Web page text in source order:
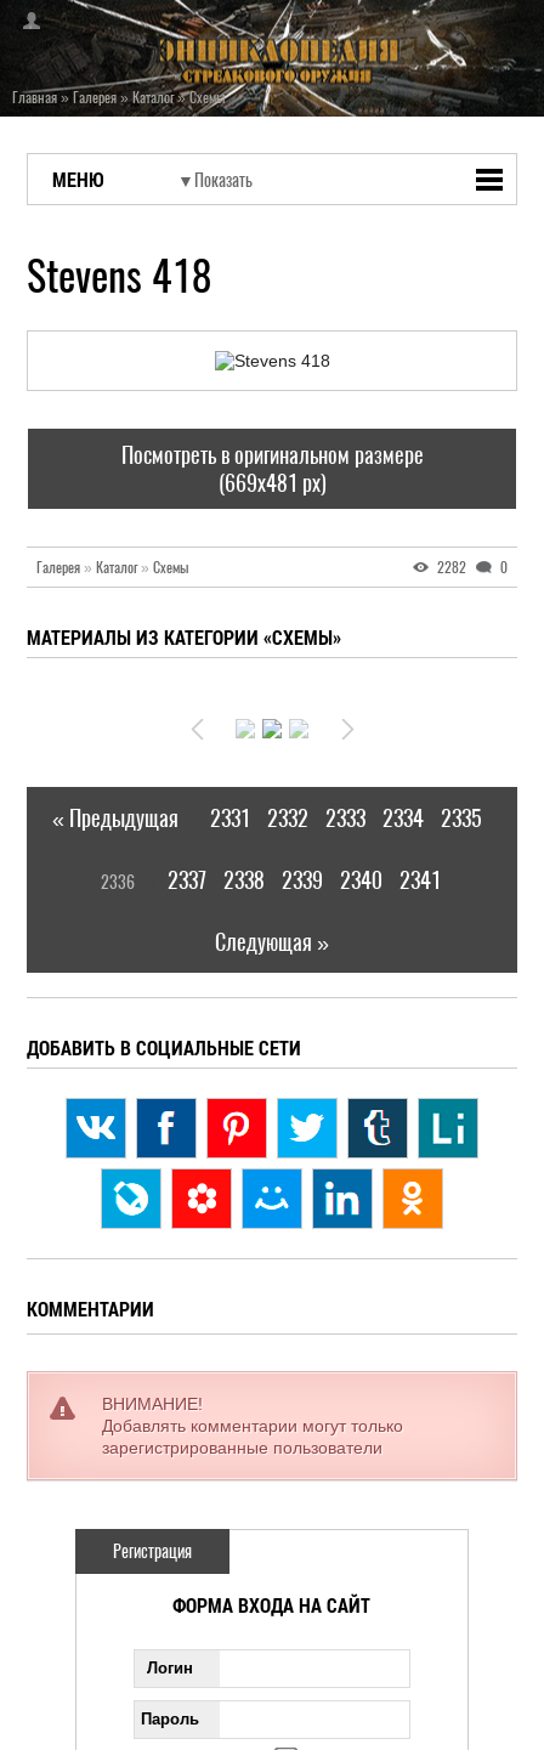
Главная»Галерея»Каталог»Схемы
МЕНЮ
Stevens 418
Посмотреть в оригинальном размере
(669x481 px)
Галерея » Каталог» Схемы 2282 0
МАТЕРИАЛЫ ИЗ КАТЕГОРИИ «СХЕМЫ»
« Предыдущая 2331 2332 2333 2334 2335
2336 2337 2338 2339 2340 2341
Следующая »
ДОБАВИТЬ В СОЦИАЛЬНЫЕ СЕТИ
КОММЕНТАРИИ
ВНИМАНИЕ!
Добавлять комментарии могут только
зарегистрированные пользователи
Регистрация
ФОРМА ВХОДА НА САЙТ
Логин
Пароль